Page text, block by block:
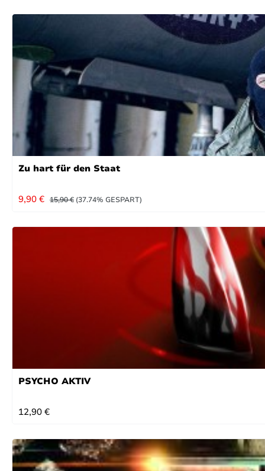
Zu hart für den Staat
VERKAUFSPREIS:
9,90 € REGULÄRER PREIS:
15,90 € (37.74% GESPART)
PSYCHO AKTIV
REGULÄRER PREIS:
12,90 €